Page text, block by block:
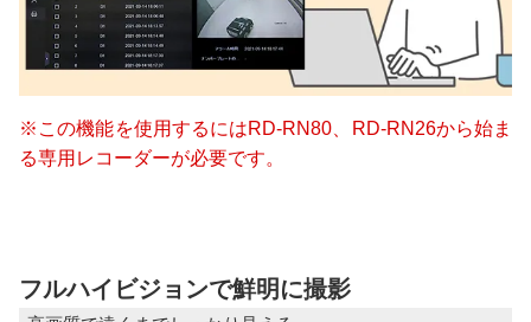
※この機能を使用するにはRD-RN80、RD-RN26から始ま
る専用レコーダーが必要です。
フルハイビジョンで鮮明に撮影